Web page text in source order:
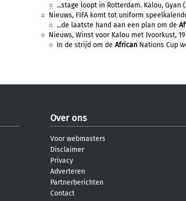
...stage loopt in Rotterdam. Kalou, Gyan (
Nieuws, FIFA komt tot uniform
...de laatste hand aan een plan om de
Nieuws, Winst voor Kalou met Ivoorkust, 19
In de strijd om de African Nations Cup
Over ons
Voor webmasters
Disclaimer
Privacy
Adverteren
Partnerberichten
Contact